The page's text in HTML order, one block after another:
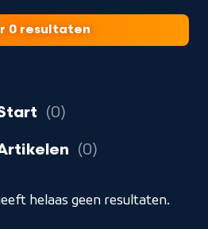
0 resultaten
0
resultaten0
helaas geen resultaten.